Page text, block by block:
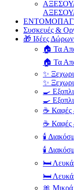
Συσκευές &
🎁 Ιδέες
🏠 Τα
🏠 Τα
✨
✨
🍳
🍳
☕ Καφές
☕ Καφές
🕯️
🕯️
🛏️ Λευκά
🛏️ Λευκά
🎀